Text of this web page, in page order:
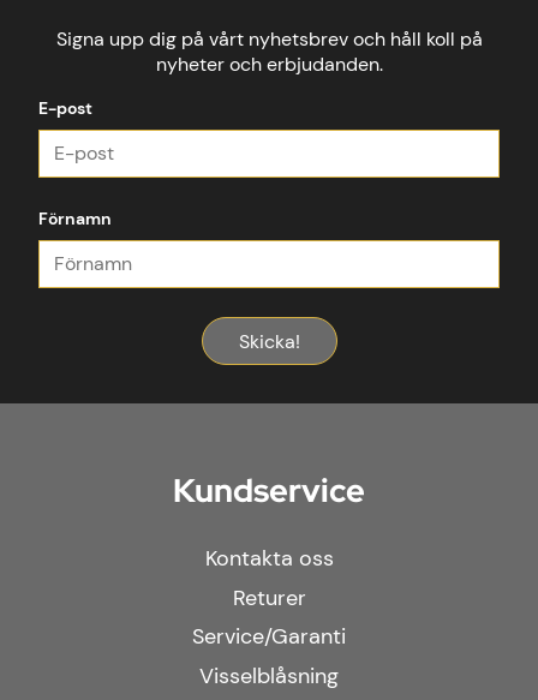
Signa upp dig på vårt nyhetsbrev och håll koll på
nyheter och erbjudanden.
E-post
Förnamn
Skicka!
Kundservice
Kontakta oss
Returer
Service/Garanti
Visselblåsning